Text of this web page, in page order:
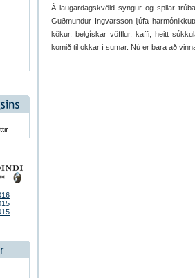
Á laugardagskvöld syngur og spilar
Guðmundur Ingvarsson ljúfa
kökur, belgískar vöfflur, kaffi, heitt
komið til okkar í sumar. Nú er bara að